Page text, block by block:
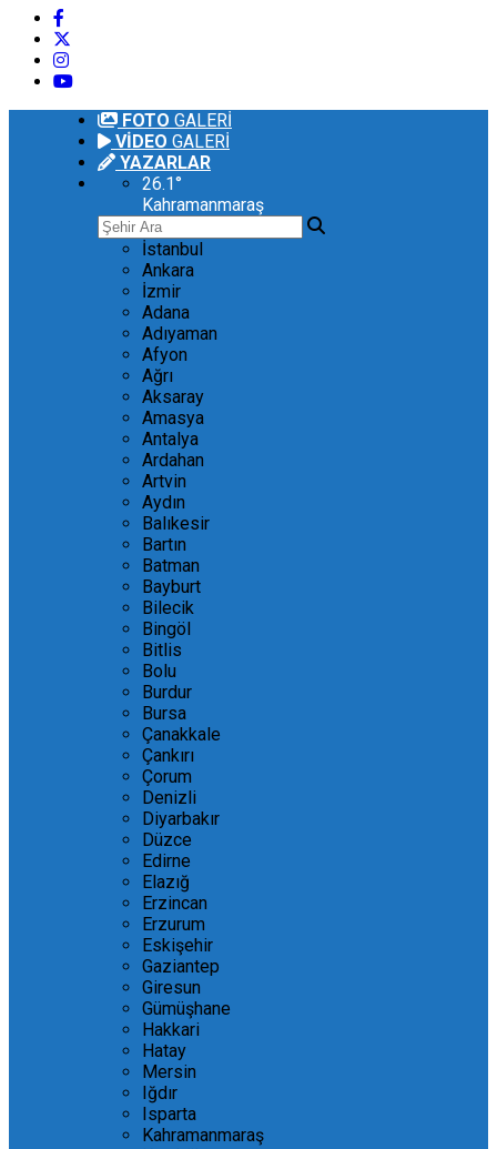
FOTO GALERİ
VİDEO GALERİ
YAZARLAR
26.1°
Kahramanmaraş
İstanbul
Ankara
İzmir
Adana
Adıyaman
Afyon
Ağrı
Aksaray
Amasya
Antalya
Ardahan
Artvin
Aydın
Balıkesir
Bartın
Batman
Bayburt
Bilecik
Bingöl
Bitlis
Bolu
Burdur
Bursa
Çanakkale
Çankırı
Çorum
Denizli
Diyarbakır
Düzce
Edirne
Elazığ
Erzincan
Erzurum
Eskişehir
Gaziantep
Giresun
Gümüşhane
Hakkari
Hatay
Mersin
Iğdır
Isparta
Kahramanmaraş